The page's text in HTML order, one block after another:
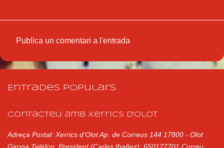
a
Publica un comentari a l'entrada
Entrades populars
Contacteu amb Xerrics d'Olot
Adreça Postal: Xerrics d'Olot Ap. de Correus 144 17800 - Olot